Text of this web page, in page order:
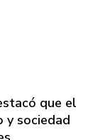
que el
y sociedad